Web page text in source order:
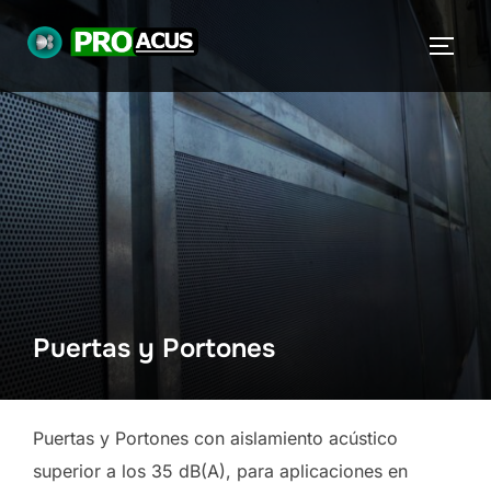
Puertas y Portones
Puertas y Portones con aislamiento acústico
superior a los 35 dB(A), para aplicaciones en